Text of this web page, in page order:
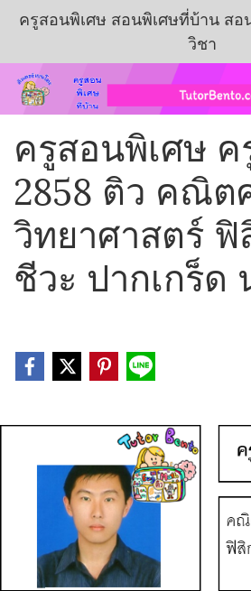
ครูสอนพิเศษ สอนพิเศษที่บ้าน สอ
วิชา
ครูสอนพิเศษ ค
2858 ติว คณิต
วิทยาศาสตร์ ฟิ
ชีวะ ปากเกร็ด